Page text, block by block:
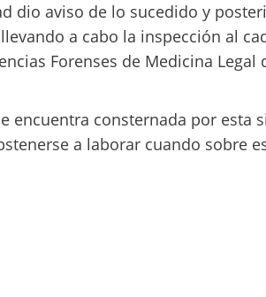
dio aviso de lo sucedido y
a cabo la inspección al
Forenses de Medicina Legal
encuentra consternada por esta
a laborar cuando sobre